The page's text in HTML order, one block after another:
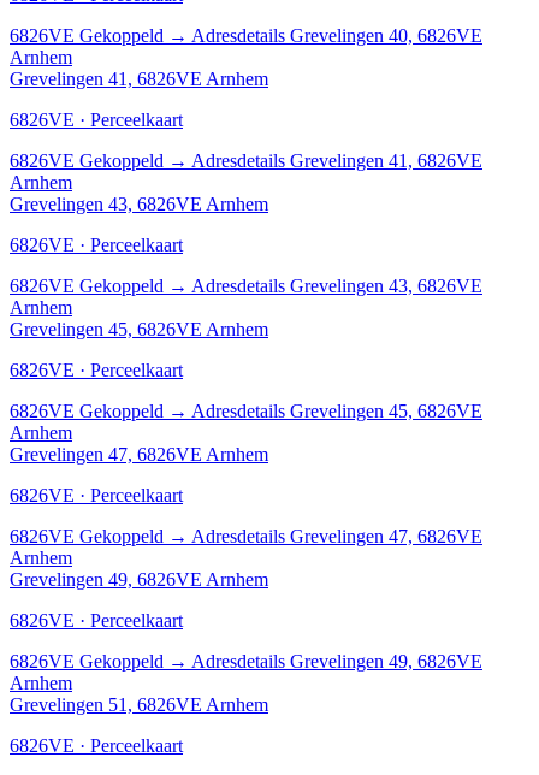
6826VE Gekoppeld → Adresdetails Grevelingen 40, 6826VE
Arnhem
Grevelingen 41, 6826VE Arnhem
6826VE · Perceelkaart
6826VE Gekoppeld → Adresdetails Grevelingen 41, 6826VE
Arnhem
Grevelingen 43, 6826VE Arnhem
6826VE · Perceelkaart
6826VE Gekoppeld → Adresdetails Grevelingen 43, 6826VE
Arnhem
Grevelingen 45, 6826VE Arnhem
6826VE · Perceelkaart
6826VE Gekoppeld → Adresdetails Grevelingen 45, 6826VE
Arnhem
Grevelingen 47, 6826VE Arnhem
6826VE · Perceelkaart
6826VE Gekoppeld → Adresdetails Grevelingen 47, 6826VE
Arnhem
Grevelingen 49, 6826VE Arnhem
6826VE · Perceelkaart
6826VE Gekoppeld → Adresdetails Grevelingen 49, 6826VE
Arnhem
Grevelingen 51, 6826VE Arnhem
6826VE · Perceelkaart